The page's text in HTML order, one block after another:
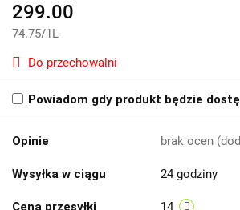
299.00
74.75/1L
Do przechowalni
Powiadom gdy produkt będzie
Opinie brak ocen
Wysyłka w ciągu 24 godziny
Cena przesyłki 14